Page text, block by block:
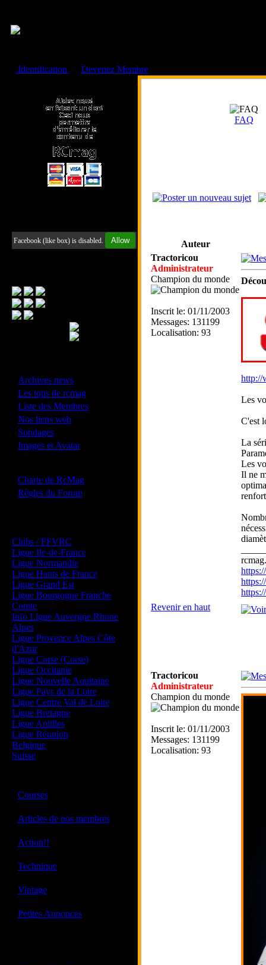
Identification
Devenez Membre
Facebook (like box) is disabled. Allow
Archives news
Les tops de rcmag
Liste des Membres
Nos liens web
Sondages
Images et Avatar
Charte de RcMag
Règles du Forum
Clubs / FFVRC
Ligue Ile-de-France
Ligue Normandie
Ligue Hauts de France
Ligue Grand Est
Ligue Bourgogne Franche
Comte
Info Ligue Auvergne Rhone
Alpes
Ligue Provence Alpes Côte
d'Azur
Ligue Corse (Corse)
Ligue Occitanie
Ligue Nouvelle Aquitaine
Ligue Pays de la Loire
Ligue Centre Val de Loire
Ligue Bretagne
Ligue Antilles
Ligue Réunion
Belgique
Suisse
Courses
Articles de nos membres
Action!!
Technique
Vintage
Petites Annonces
FAQ
Auteur
Tractoricou
Administrateur
Champion du monde
Inscrit le: 01/11/2003
Messages: 131199
Localisation: 93
http://
Les
C'est
La
Les
Il ne
Revenir en haut
Tractoricou
Administrateur
Champion du monde
Inscrit le: 01/11/2003
Messages: 131199
Localisation: 93